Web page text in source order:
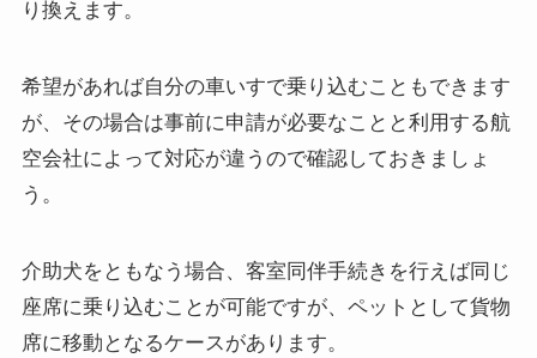
り換えます。
希望があれば自分の車いすで乗り込むこともできます
が、その場合は事前に申請が必要なことと利用する航
空会社によって対応が違うので確認しておきましょ
う。
介助犬をともなう場合、客室同伴手続きを行えば同じ
座席に乗り込むことが可能ですが、ペットとして貨物
席に移動となるケースがあります。